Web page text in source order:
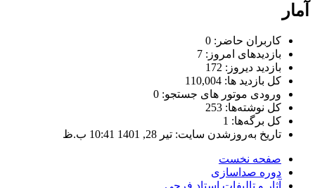
آمار
کاربران حاضر: 0
بازدیدهای امروز: 7
بازدید دیروز: 172
کل بازدید ها: 110,004
ورودی‌ موتور های جستجو: 0
کل نوشته‌ها: 253
کل برگه‌ها: 1
تاریخ به‌روزشدن سایت: تیر 28, 1401 10:41 ب.ظ
صفحه نخست
دوره صداسازی